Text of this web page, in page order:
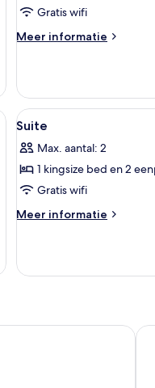
2
uitzicht
laden
Gratis wifi
Meer informatie
Meer
kamer,
twee-
2
eenpersoonsbedden,
op
zee
een bureau en een raam.
Alle
foto's
voor
Suite
laden
6
Suite
Max. aantal: 2
1 kingsize bed en 2
Gratis wifi
Meer informatie
Meer